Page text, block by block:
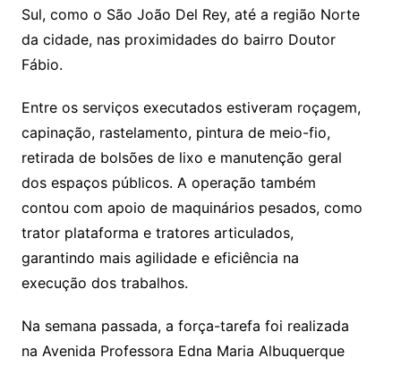
Sul, como o São João Del Rey, até a região Norte
da cidade, nas proximidades do bairro Doutor
Fábio.
Entre os serviços executados estiveram roçagem,
capinação, rastelamento, pintura de meio-fio,
retirada de bolsões de lixo e manutenção geral
dos espaços públicos. A operação também
contou com apoio de maquinários pesados, como
trator plataforma e tratores articulados,
garantindo mais agilidade e eficiência na
execução dos trabalhos.
Na semana passada, a força-tarefa foi realizada
na Avenida Professora Edna Maria Albuquerque